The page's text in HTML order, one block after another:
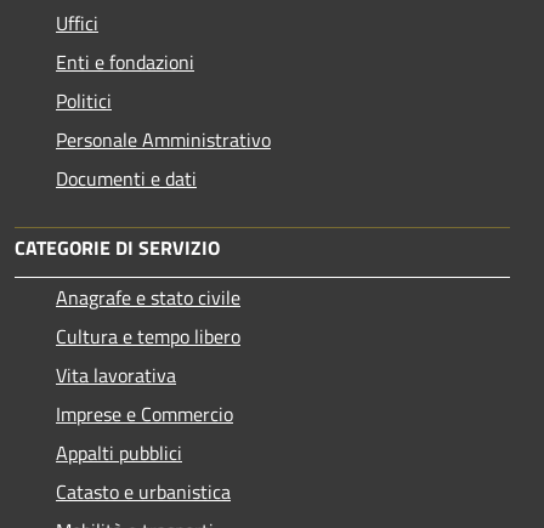
Uffici
Enti e fondazioni
Politici
Personale Amministrativo
Documenti e dati
CATEGORIE DI SERVIZIO
Anagrafe e stato civile
Cultura e tempo libero
Vita lavorativa
Imprese e Commercio
Appalti pubblici
Catasto e urbanistica